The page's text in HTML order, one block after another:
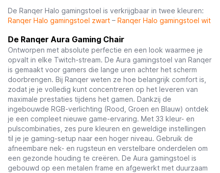
De Ranqer Halo gamingstoel is verkrijgbaar in twee kleuren:
Ranqer Halo gamingstoel zwart – Ranqer Halo gamingstoel wit
De Ranqer Aura Gaming Chair
Ontworpen met absolute perfectie en een look waarmee je
opvalt in elke Twitch-stream. De Aura gamingstoel van Ranqer
is gemaakt voor gamers die lange uren achter het scherm
doorbrengen. Bij Ranqer weten ze hoe belangrijk comfort is,
zodat je je volledig kunt concentreren op het leveren van
maximale prestaties tijdens het gamen. Dankzij de
ingebouwde RGB-verlichting (Rood, Groen en Blauw) ontdek
je een compleet nieuwe game-ervaring. Met 33 kleur- en
pulscombinaties, zes pure kleuren en geweldige instellingen
til je je gaming-setup naar een hoger niveau. Gebruik de
afneembare nek- en rugsteun en verstelbare onderdelen om
een gezonde houding te creëren. De Aura gamingstoel is
gebouwd op een metalen frame en afgewerkt met duurzaam